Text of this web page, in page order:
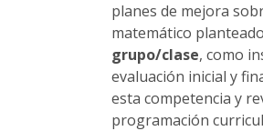
planes de mejora
matemático
grupo/clase, como
evaluación inicial y
esta competencia y
programación